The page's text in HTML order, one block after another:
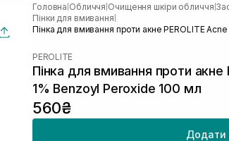
Головна Обличчя Очищення шкіри обличчя
Пінки для вмивання
Пінка для вмивання проти акне PEROLITE
PEROLITE
Пінка для вмивання проти
1% Benzoyl Peroxide 100 мл
560₴
Додати